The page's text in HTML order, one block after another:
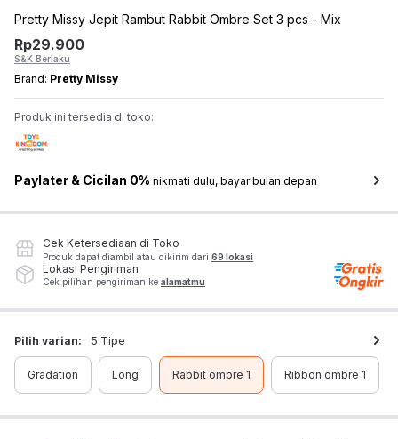
Pretty Missy Jepit Rambut Rabbit Ombre Set 3 pcs - Mix
Rp29.900
S&K Berlaku
Brand: Pretty Missy
Produk ini tersedia di toko:
Paylater & Cicilan 0% nikmati dulu, bayar bulan depan
Cek Ketersediaan di Toko
Produk dapat diambil atau dikirim dari 69 lokasi
Lokasi Pengiriman
Cek pilihan pengiriman ke alamatmu
Pilih varian: 5 Tipe
Gradation Long Rabbit ombre 1 Ribbon ombre 1